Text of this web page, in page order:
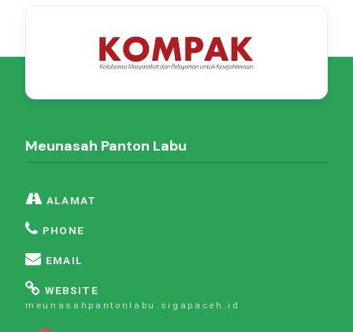
Meunasah Panton Labu
ALAMAT
PHONE
EMAIL
WEBSITE
meunasahpantonlabu.sigapaceh.id